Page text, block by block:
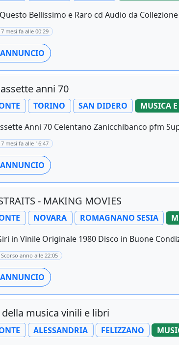
Bellissimo e Raro cd Audio da
mesi fa alle 00:29
anni 70
TORINO SAN DIDERO
MUSICA
Anni 70 Celentano Zanicchibanco pfm
mesi fa alle 16:47
- MAKING MOVIES
NOVARA ROMAGNANO SESIA
in Vinile Originale 1980 Disco in Buone
anno alle 22:05
musica vinili e libri
ALESSANDRIA FELIZZANO